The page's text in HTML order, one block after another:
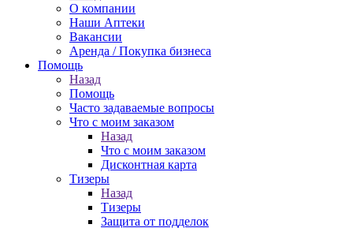
О компании
Наши Аптеки
Вакансии
Аренда / Покупка бизнеса
Помощь
Назад
Помощь
Часто задаваемые вопросы
Что с моим заказом
Назад
Что с моим заказом
Дисконтная карта
Тизеры
Назад
Тизеры
Защита от подделок